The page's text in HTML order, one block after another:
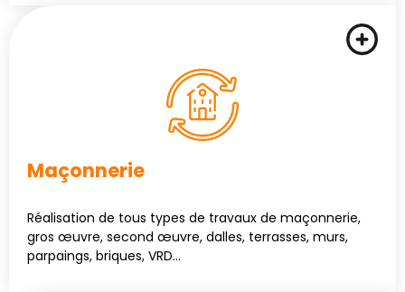
Maçonnerie
Réalisation de tous types de travaux de maçonnerie,
gros œuvre, second œuvre, dalles, terrasses, murs,
parpaings, briques, VRD…